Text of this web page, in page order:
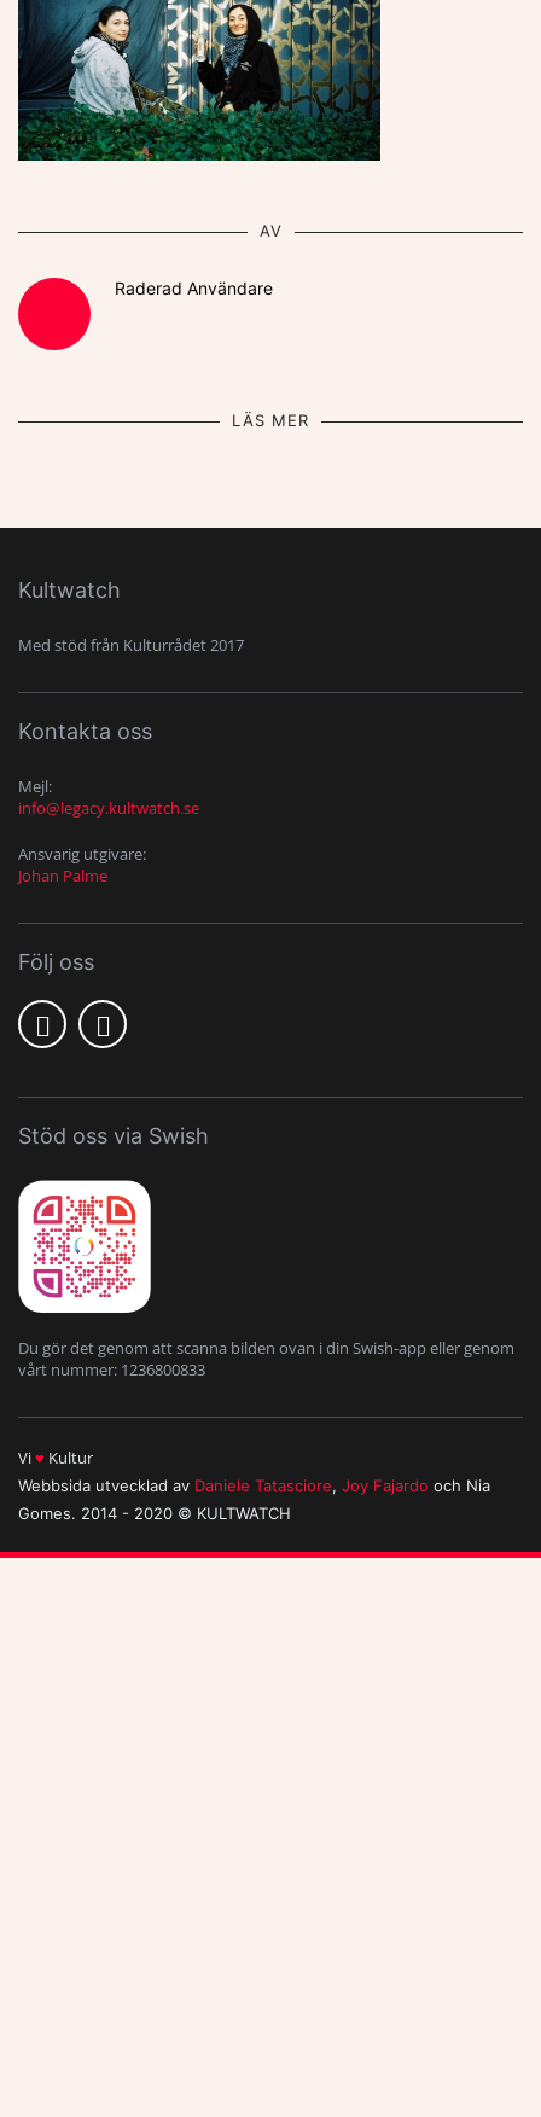
AV
Raderad Användare
LÄS MER
Kultwatch
Med stöd från Kulturrådet 2017
Kontakta oss
Mejl:
info@legacy.kultwatch.se
Ansvarig utgivare:
Johan Palme
Följ oss
Stöd oss via Swish
Du gör det genom att scanna bilden ovan i din Swish-app eller genom
vårt nummer: 1236800833
Vi♥ Kultur
Webbsida utvecklad av Daniele Tatasciore, Joy Fajardo och Nia
Gomes. 2014 - 2020 © KULTWATCH